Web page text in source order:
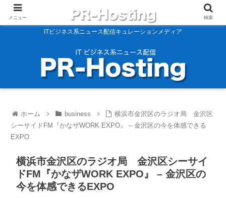
ITビジネス系ニュース配信キュレーションメディア
ホーム business
横浜市金沢区のラジオ局 金沢区
シーサイドFM『かなザWORK EXPO』 – 金沢区の今を体感できる
EXPO
横浜市金沢区のラジオ局 金沢区シーサイ
ドFM『かなザWORK EXPO』 – 金沢区の
今を体感できるEXPO
メニュー 検索